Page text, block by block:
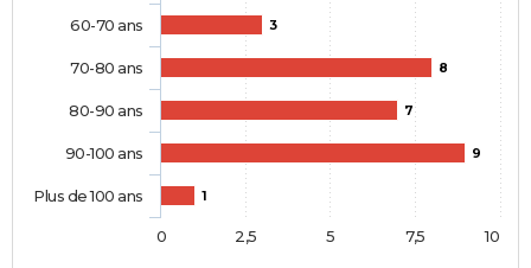
3
8
7
9
1
60-70 ans
70-80 ans
80-90 ans
90-100 ans
Plus de 100 ans
0 10
2,5 5 7,5